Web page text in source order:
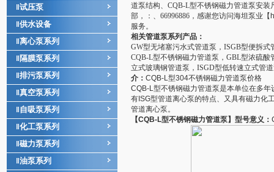
试压泵
供水设备
离心泵系列
隔膜泵系列
排污泵系列
真空泵系列
自吸泵系列
化工泵系列
磁力泵系列
油泵系列
道泵结构、CQB-L型不锈钢磁力管道泵安装
部，：、66996886，感谢您访问海坦泵业【
服务。
相关管道泵系列产品：
GW型无堵塞污水式管道泵 ， ISGB型便拆式
CQB-L型不锈钢磁力管道泵 ， GBL型浓硫酸
立式玻璃钢管道泵 ， ISGD型低转速立式管
介： CQB-L型304不锈钢磁力管道泵价格
CQB-L型不锈钢磁力管道泵是本单位在多年
有ISG型管道离心泵的特点、又具有磁力化
管道离心泵。
【CQB-L型不锈钢磁力管道泵】型号意义：